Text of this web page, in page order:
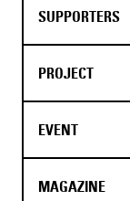
SUPPORTERS
PROJECT
EVENT
MAGAZINE